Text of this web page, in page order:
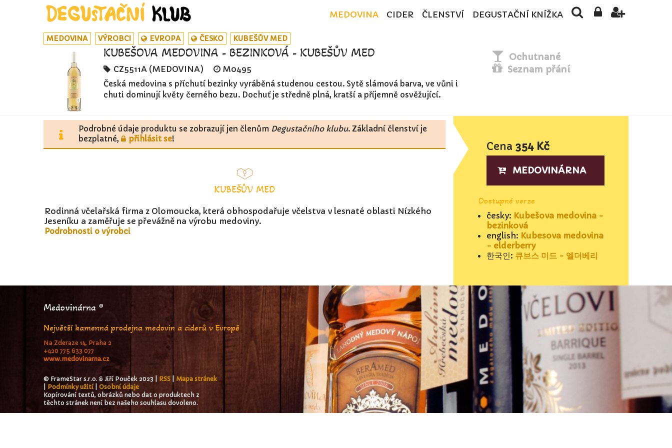
MEDOVINA CIDER ČLENSTVÍ DEGUSTAČNÍ KNÍŽKA
MEDOVINA VÝROBCI EVROPA ČESKO KUBEŠŮV MED
KUBEŠOVA MEDOVINA - BEZINKOVÁ - KUBEŠŮV MED
CZ5511A (MEDOVINA) M0495
Česká medovina s příchutí bezinky vyráběná studenou cestou. Sytě slámová barva, ve vůni i
chuti dominují květy černého bezu. Dochuť je středně plná, kratší a příjemně osvěžující.
Ochutnané
Seznam přání
Podrobné údaje produktu se zobrazují jen členům Degustačního klubu. Základní členství je
bezplatné,
přihlásit se!
KUBEŠŮV MED
Rodinná včelařská firma z Olomoucka, která obhospodařuje včelstva v lesnaté oblasti Nízkého
Jeseníku a zaměřuje se převážně na výrobu medoviny.
Podrobnosti o výrobci
Cena 354 Kč
MEDOVINÁRNA
Dostupné verze
česky: Kubešova medovina -
bezinková
english: Kubesova medovina
- elderberry
한국인: 큐브스 미드 - 엘더베리
Medovinárna ®
Největší kamenná prodejna medovin a ciderů v Evropě
Na Zderaze 14, Praha 2
+420 775 633 077
www.medovinarna.cz
© FrameStar s.r.o. & Jiří Pouček 2023 | RSS
Mapa stránek
Podmínky užití| Osobní údaje
Kopírování textů, obrázků nebo dat o produktech z
těchto stránek není bez našeho souhlasu dovoleno.